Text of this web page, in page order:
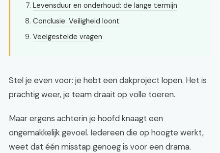
Levensduur en onderhoud: de lange termijn
Conclusie: Veiligheid loont
Veelgestelde vragen
Stel je even voor: je hebt een dakproject lopen. Het is
prachtig weer, je team draait op volle toeren.
Maar ergens achterin je hoofd knaagt een
ongemakkelijk gevoel. Iedereen die op hoogte werkt,
weet dat één misstap genoeg is voor een drama.